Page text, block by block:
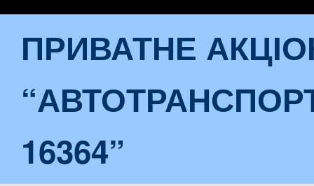
ПРИВАТНЕ
16364”